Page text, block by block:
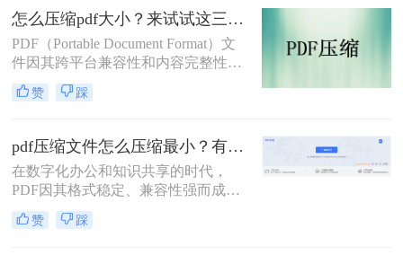
5M呢？
送、云端存储和即时分享带来了巨大
困扰。如何高效、无损（或视觉无
损）地压缩PDF，成为一个普遍需
求。那么pdf怎么压缩呢？
怎么压缩pdf大小？来试试这三种压缩方式！
PDF（Portable Document Format）文
件因其跨平台兼容性和内容完整性而
广泛应用于各种场合。然而，随着
PDF文件中包含的图片、图表、字体
大，给存储和传输带来了不便。那么
怎么压缩pdf大小呢？为了解决这个问
题，本文将介绍三种压缩PDF大小的
方法。
赞 踩
pdf压缩文件怎么压缩最小？有效压缩方法终极指南！
在数字化办公和知识共享的时代，
PDF因其格式稳定、兼容性强而成为
文档传输的首选。然而，庞大的PDF
文件时常为我们带来困扰：邮箱附件
赞 踩